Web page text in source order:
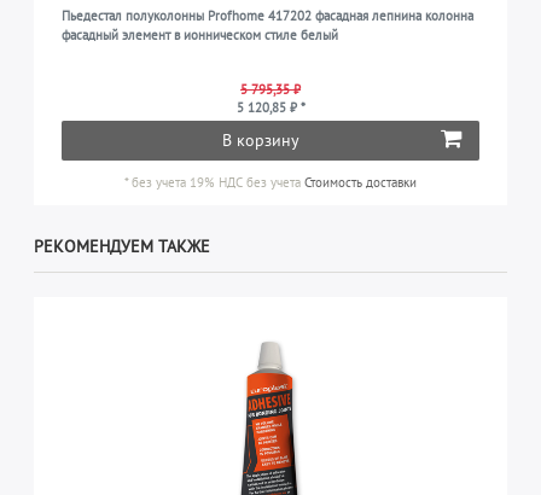
Пьедестал полуколонны Profhome 417202 фасадная лепнина колонна
фасадный элемент в ионническом стиле белый
5 795,35 ₽
5 120,85 ₽ *
В корзину
*без учета 19% НДС без учета Стоимость доставки
РЕКОМЕНДУЕМ ТАКЖЕ